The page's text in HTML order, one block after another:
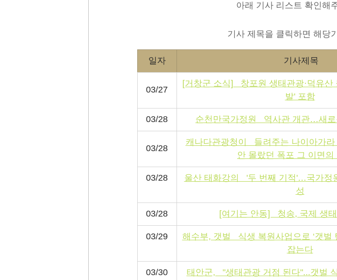
아래 기사 리스트 확인해
기사 제목을 클릭하면 해당
일자 기사제목
03/27
[거창군 소식]   창포원 생태관광·덕유산
발' 포함
03/28 순천만국가정원   역사관 개관…새로
03/28
캐나다관광청이   들려주는 나이아가
안 몰랐던 폭포 그 이면의
03/28
울산 태화강의   '두 번째 기적'…국가정
성
03/28 [여기는 안동]   청송, 국제 생
03/29
해수부, 갯벌   식생 복원사업으로 ‘갯벌
잡는다
03/30
태안군,   "생태관광 거점 된다"...갯벌